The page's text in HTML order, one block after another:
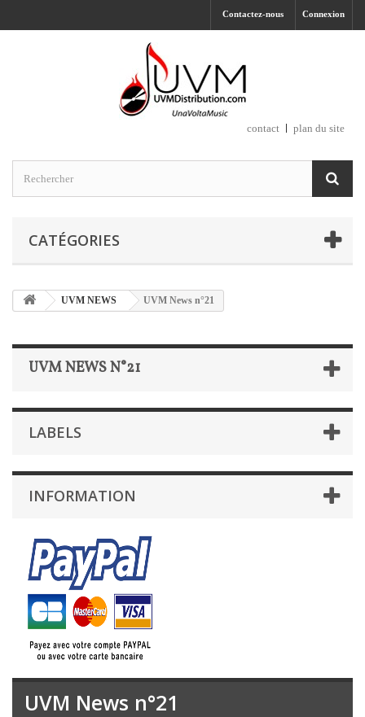
Connexion
Contactez-nous
contact plan du site
CATÉGORIES
UVM NEWS UVM News n°21
UVM NEWS N°21
LABELS
INFORMATION
UVM News n°21